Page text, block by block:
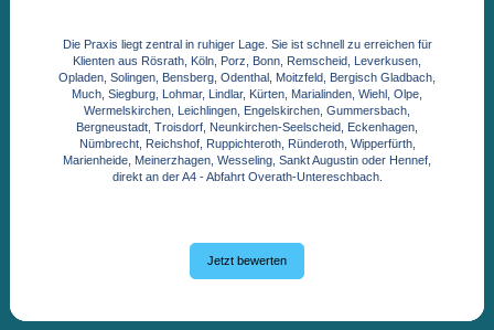
Die Praxis liegt zentral in ruhiger Lage. Sie ist schnell zu erreichen für
Klienten aus Rösrath, Köln, Porz, Bonn, Remscheid, Leverkusen,
Opladen, Solingen, Bensberg, Odenthal, Moitzfeld, Bergisch Gladbach,
Much, Siegburg, Lohmar, Lindlar, Kürten, Marialinden, Wiehl, Olpe,
Wermelskirchen, Leichlingen, Engelskirchen, Gummersbach,
Bergneustadt, Troisdorf, Neunkirchen-Seelscheid, Eckenhagen,
Nümbrecht, Reichshof, Ruppichteroth, Ründeroth, Wipperfürth,
Marienheide, Meinerzhagen, Wesseling, Sankt Augustin oder Hennef,
direkt an der A4 - Abfahrt Overath-Untereschbach.
Jetzt bewerten